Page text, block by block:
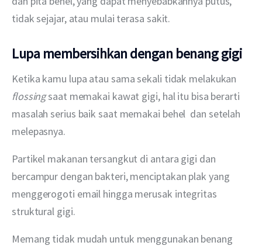
tidak sejajar, atau mulai terasa sakit.
Lupa membersihkan dengan benang gigi
Ketika kamu lupa atau sama sekali tidak melakukan
flossing saat memakai kawat gigi, hal itu bisa berarti
masalah serius baik saat memakai behel  dan setelah
melepasnya.
Partikel makanan tersangkut di antara gigi dan
bercampur dengan bakteri, menciptakan plak yang
menggerogoti email hingga merusak integritas
struktural gigi.
Memang tidak mudah untuk menggunakan benang